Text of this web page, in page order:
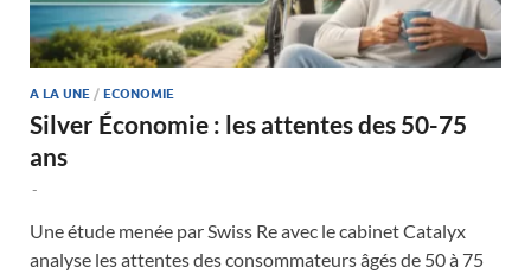
A LA UNE / ECONOMIE
Silver Économie : les attentes des 50-75
ans
-
Une étude menée par Swiss Re avec le cabinet Catalyx
analyse les attentes des consommateurs âgés de 50 à 75